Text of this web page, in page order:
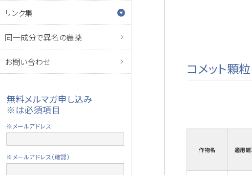
リンク集
同一成分で異名の農薬
お問い合わせ
無料メルマガ申し込み
※は必須項目
※メールアドレス
※メールアドレス（確認）
コメット顆
作物名 適用